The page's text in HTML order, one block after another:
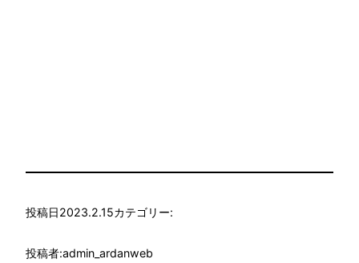
投稿日2023.2.15カテゴリー:
投稿者:admin_ardanweb